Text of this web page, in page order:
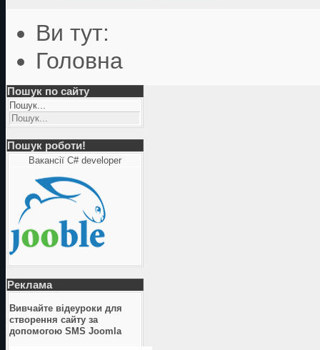
Ви тут:
Головна
Пошук по сайту
Пошук...
Пошук роботи!
Вакансії C# developer
Реклама
Вивчайте відеуроки для
створення сайту за
допомогою SMS Joomla